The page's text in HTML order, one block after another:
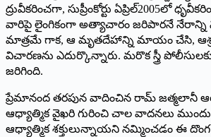
ద్రువీకరించగా, సుప్రీంకోర్టు
వారిపై లైంగికంగా అత్యాచారం జరిపారనే నేరాన్ని
మాత్రమే గాక, ఆ మృతదేహాన్ని మాయం చేసి, ఆశ్రమ
విచారణను ఎదుర్కొన్నారు. మరొక స్త్రీ
జరిగింది.
ప్రేమానంద తరపున వాదించిన రామ్‌ జత్మలానీ
ఆధ్యాత్మిక వైఖరి గురించి చాల వాదనలు
ఆధ్యాత్మిక శక్తులున్నాయని నమ్మించడం ఈ